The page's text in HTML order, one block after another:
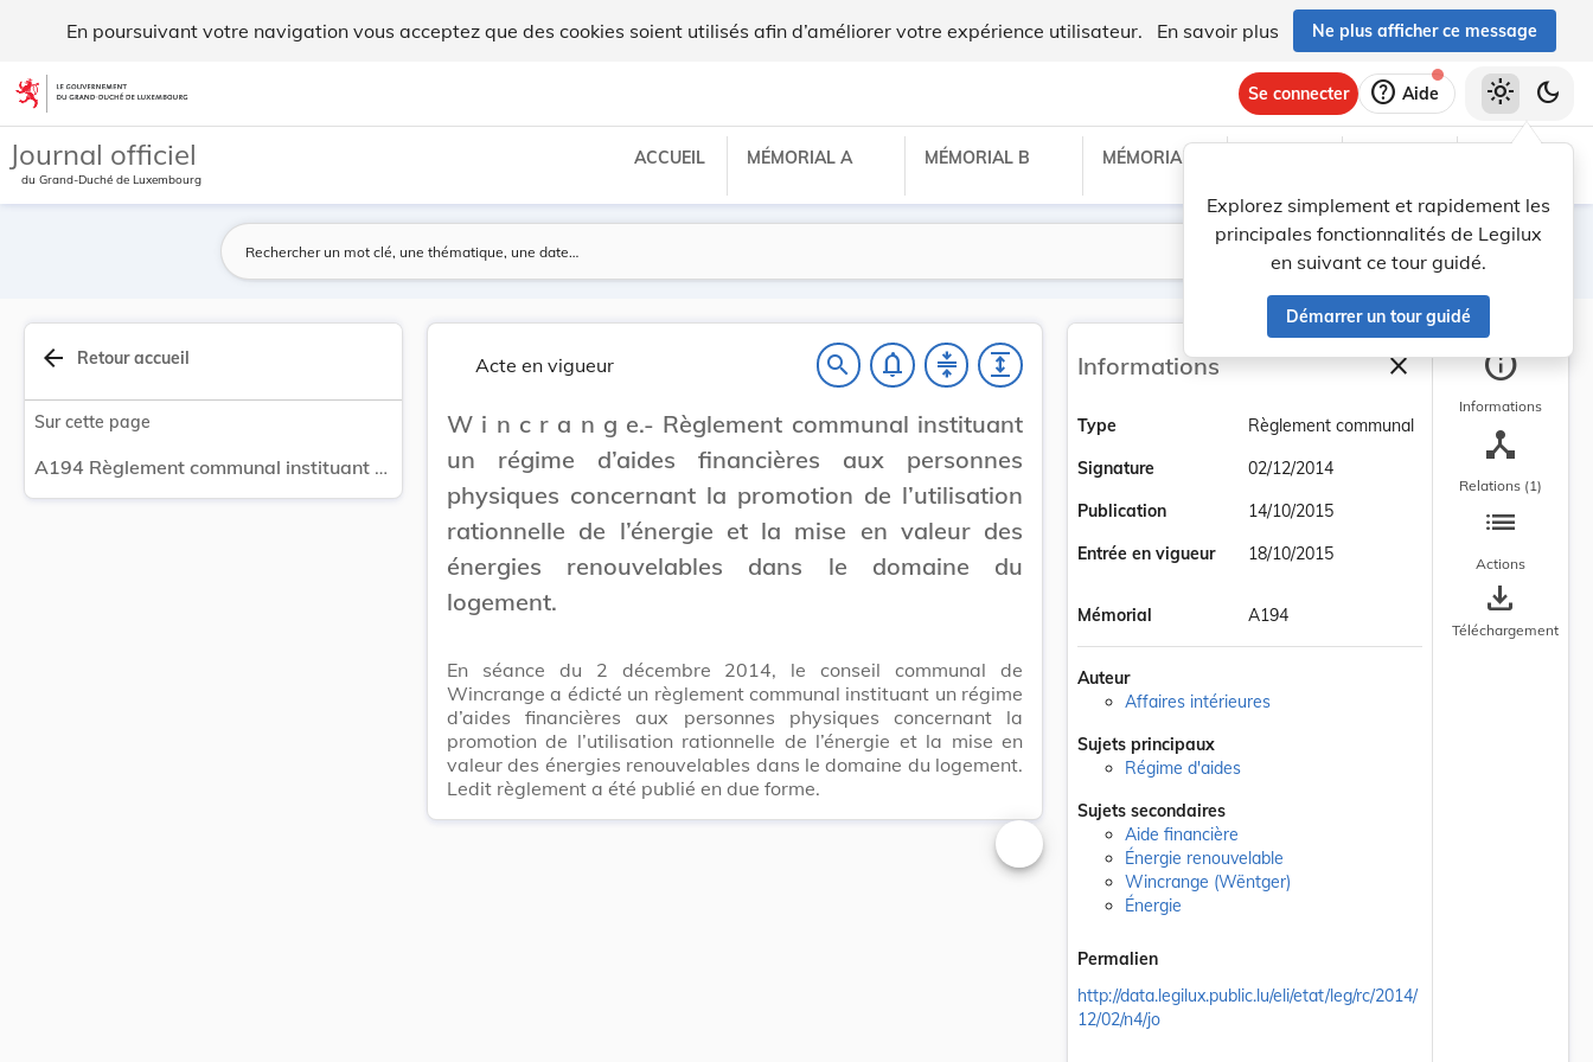
En poursuivant votre navigation vous acceptez que des cookies soient utilisés afin d’améliorer votre expérience utilisateur. En savoir plus Ne plus afficher ce message
Aller au contenu
Se connecter help Aide
Explorez simplement et rapidement les
principales fonctionnalités de Legilux
en suivant ce tour guidé.
Démarrer un tour guidé
light_mode dark_mode
Journal officiel
du Grand-Duché de Luxembourg
ACCUEIL MÉMORIAL A MÉMORIAL B MÉMORIAL C
Lancer la recherche
Filtres
arrow_back Retour accueil
Sur cette page
A194 Règlement communal instituant un régime d'aides financières aux personnes physiques concernant la promotion de l'utilisation rationnelle de l'énergie et la mise en valeur des énergies renouvelables dans le domaine du logement.
Acte en vigueur search notifications_none compress expand
W i n c r a n g e.- Règlement communal instituant
un régime d’aides financières aux personnes
physiques concernant la promotion de l’utilisation
rationnelle de l’énergie et la mise en valeur des
énergies renouvelables dans le domaine du
logement.
En séance du 2 décembre 2014, le conseil communal de
Wincrange a édicté un règlement communal instituant un régime
d’aides financières aux personnes physiques concernant la
promotion de l’utilisation rationnelle de l’énergie et la mise en
valeur des énergies renouvelables dans le domaine du logement.
Ledit règlement a été publié en due forme.
Changer la taille du texte
Informations closeFermer la barre
Type
Règlement communal
Signature
02/12/2014
Publication
14/10/2015
Entrée en vigueur
18/10/2015
Mémorial A194
Auteur
Affaires intérieures
Sujets principaux
Régime d'aides
Sujets secondaires
Aide financière
Énergie renouvelable
Wincrange (Wëntger)
Énergie
Permalien
http://data.legilux.public.lu/eli/etat/leg/rc/2014/
12/02/n4/jo
info
Informations
device_hub
Relations (1)
list
Actions
save_alt
Téléchargement